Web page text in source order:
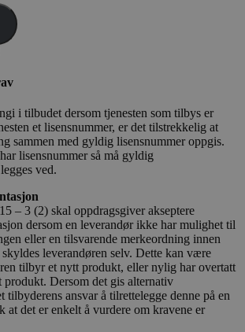
i tilbudet dersom tjenesten som tilbys er
et lisensnummer, er det tilstrekkelig at
sammen med gyldig lisensnummer oppgis.
lisensnummer så må gyldig
ved.
– 3 (2) skal oppdragsgiver akseptere
dersom en leverandør ikke har mulighet til
eller en tilsvarende merkeordning innen
leverandøren selv. Dette kan være
tilbyr et nytt produkt, eller nylig har overtatt
produkt. Dersom det gis alternativ
tilbyderens ansvar å tilrettelegge denne på en
at det er enkelt å vurdere om kravene er